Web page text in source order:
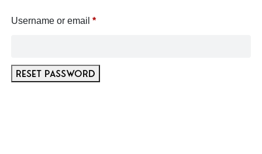
تحميل
اتصل
بنا
Username or email *
Reset password